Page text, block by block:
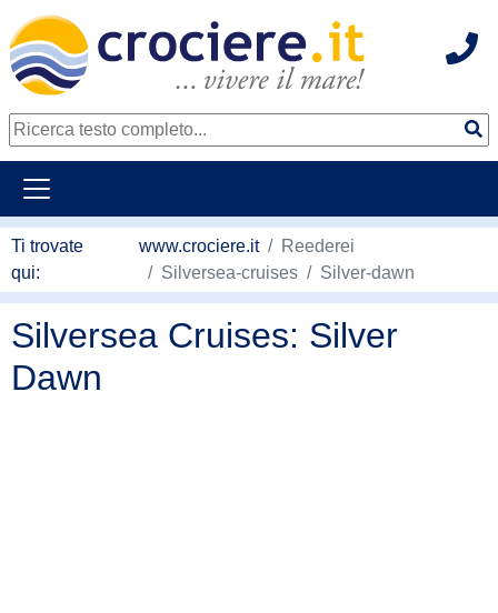
Ti trovate
qui:
www.crociere.it
Reederei
Silversea-cruises
Silver-dawn
Silversea Cruises: Silver
Dawn